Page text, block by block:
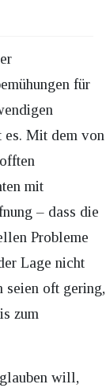
für
es. Mit dem von
mit
– dass die
Probleme
Lage nicht
seien oft gering,
zum
will,